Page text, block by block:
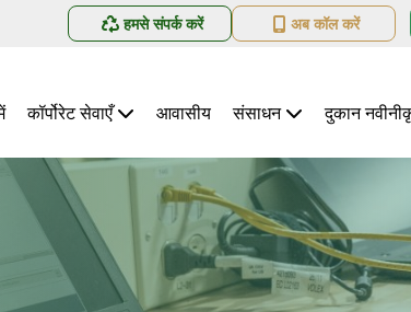
हमसे संपर्क करें अब कॉल करें
कॉर्पोरेट सेवाएँ आवासीय संसाधन दुकान